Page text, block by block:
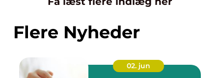
Flere Nyheder
02. jun